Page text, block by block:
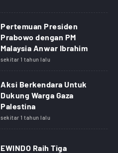
Pertemuan Presiden
Prabowo dengan PM
Malaysia Anwar Ibrahim
sekitar 1 tahun lalu
Aksi Berkendara Untuk
Dukung Warga Gaza
Palestina
sekitar 1 tahun lalu
EWINDO Raih Tiga